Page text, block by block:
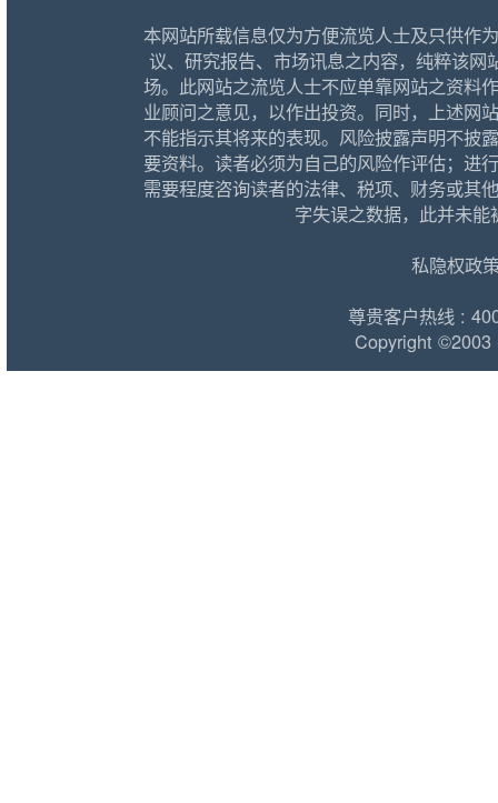
本网站所载信息仅为方便流览人士及只供作
议、研究报告、市场讯息之内容，纯粹该
场。此网站之流览人士不应单靠网站之资料
业顾问之意见，以作出投资。同时，上述网
不能指示其将来的表现。风险披露声明不披
要资料。读者必须为自己的风险作评估；进
需要程度咨询读者的法律、税项、财务或其
字失误之数据，此并未
私隐权政
尊贵客户热线 :
Copyright ©2003